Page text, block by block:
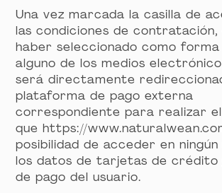
Una vez marcada la casilla de
las condiciones de contratación,
haber seleccionado como
alguno de los medios
será directamente
plataforma de pago externa
correspondiente para realizar el
que https://
posibilidad de acceder en
los datos de tarjetas de crédito
de pago del usuario.